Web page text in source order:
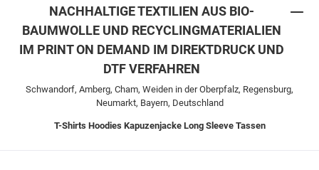
NACHHALTIGE TEXTILIEN AUS BIO-
BAUMWOLLE UND RECYCLINGMATERIALIEN
IM PRINT ON DEMAND IM DIREKTDRUCK UND
DTF VERFAHREN
Schwandorf, Amberg, Cham, Weiden in der Oberpfalz, Regensburg,
Neumarkt, Bayern, Deutschland
T-Shirts Hoodies Kapuzenjacke Long Sleeve Tassen